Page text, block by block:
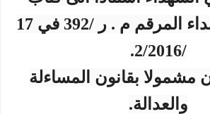
مؤسسة الشهداء المرقم م . ر /392 في 17
/2/2016.
مشمولا بقانون المساءلة
والعدالة.